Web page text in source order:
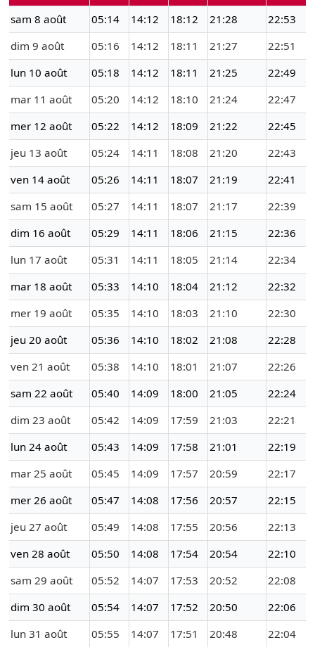
sam 8 août
05:14 14:12 18:12 21:28
22:53
dim 9 août
05:16 14:12 18:11 21:27
22:51
lun 10 août
05:18 14:12 18:11 21:25
22:49
mar 11 août
05:20 14:12 18:10 21:24
22:47
mer 12 août
05:22 14:12 18:09 21:22
22:45
jeu 13 août
05:24 14:11 18:08 21:20
22:43
ven 14 août
05:26 14:11 18:07 21:19
22:41
sam 15 août
05:27 14:11 18:07 21:17
22:39
dim 16 août
05:29 14:11 18:06 21:15
22:36
lun 17 août
05:31 14:11 18:05 21:14
22:34
mar 18 août
05:33 14:10 18:04 21:12
22:32
mer 19 août
05:35 14:10 18:03 21:10
22:30
jeu 20 août
05:36 14:10 18:02 21:08
22:28
ven 21 août
05:38 14:10 18:01 21:07
22:26
sam 22 août
05:40 14:09 18:00 21:05
22:24
dim 23 août
05:42 14:09 17:59 21:03
22:21
lun 24 août
05:43 14:09 17:58 21:01
22:19
mar 25 août
05:45 14:09 17:57 20:59
22:17
mer 26 août
05:47 14:08 17:56 20:57
22:15
jeu 27 août
05:49 14:08 17:55 20:56
22:13
ven 28 août
05:50 14:08 17:54 20:54
22:10
sam 29 août
05:52 14:07 17:53 20:52
22:08
dim 30 août
05:54 14:07 17:52 20:50
22:06
lun 31 août
05:55 14:07 17:51 20:48 22:04